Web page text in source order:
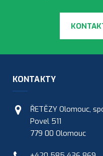
KONTAKTY
ŘETĚZY Olomouc,
Povel 511
779 00 Olomouc